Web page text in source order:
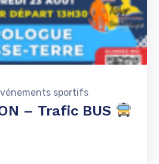
sportifs
– Trafic BUS